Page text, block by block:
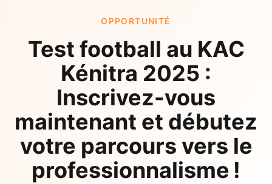
OPPORTUNITÉ
Test football au KAC
Kénitra 2025 :
Inscrivez-vous
maintenant et débutez
votre parcours vers le
professionnalisme !